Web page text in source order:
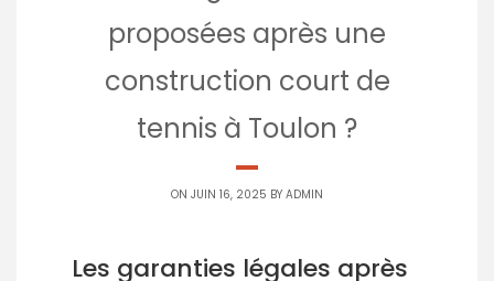
proposées après une
construction court de
tennis à Toulon ?
ON JUIN 16, 2025 BY ADMIN
Les garanties légales après